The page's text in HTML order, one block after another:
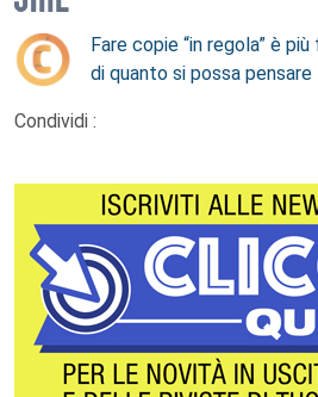
Fare copie “in regola” è
di quanto si possa pensare
Condividi :